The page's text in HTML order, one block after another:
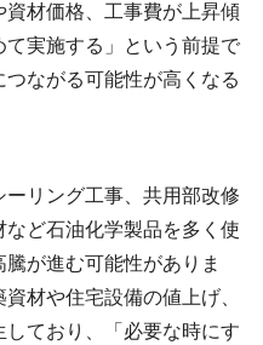
材価格、工事費が上昇傾
実施する」という前提で
ながる可能性が高くなる
リング工事、共用部改修
ど石油化学製品を多く使
が進む可能性がありま
材や住宅設備の値上げ、
ており、「必要な時にす